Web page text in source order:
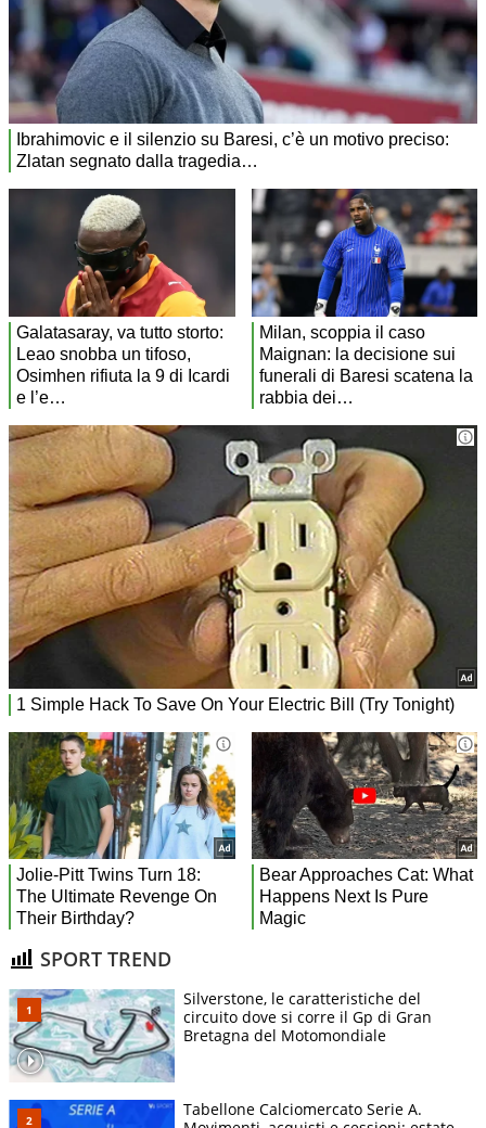
SPORT TREND
Silverstone, le caratteristiche del
circuito dove si corre il Gp di Gran
Bretagna del Motomondiale
Tabellone Calciomercato Serie A.